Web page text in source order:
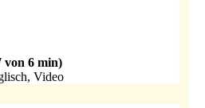
von 6 min)
Video